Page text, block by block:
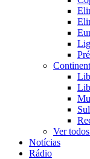
Ver
Notícias
Rádio